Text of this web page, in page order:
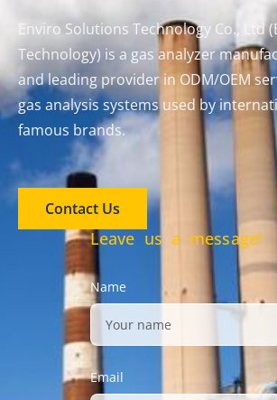
Enviro Solutions Technology Co., Ltd
Technology) is a gas analyzer
and leading provider in ODM/OEM
gas analysis systems used by
famous brands.
Contact Us
Leave us a message!
Name
Email